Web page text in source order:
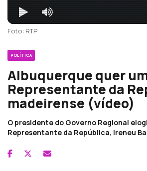
Foto: RTP
POLÍTICA
Albuquerque quer
Representante da
madeirense (vídeo)
O presidente do Governo Regional
Representante da República, Ireneu